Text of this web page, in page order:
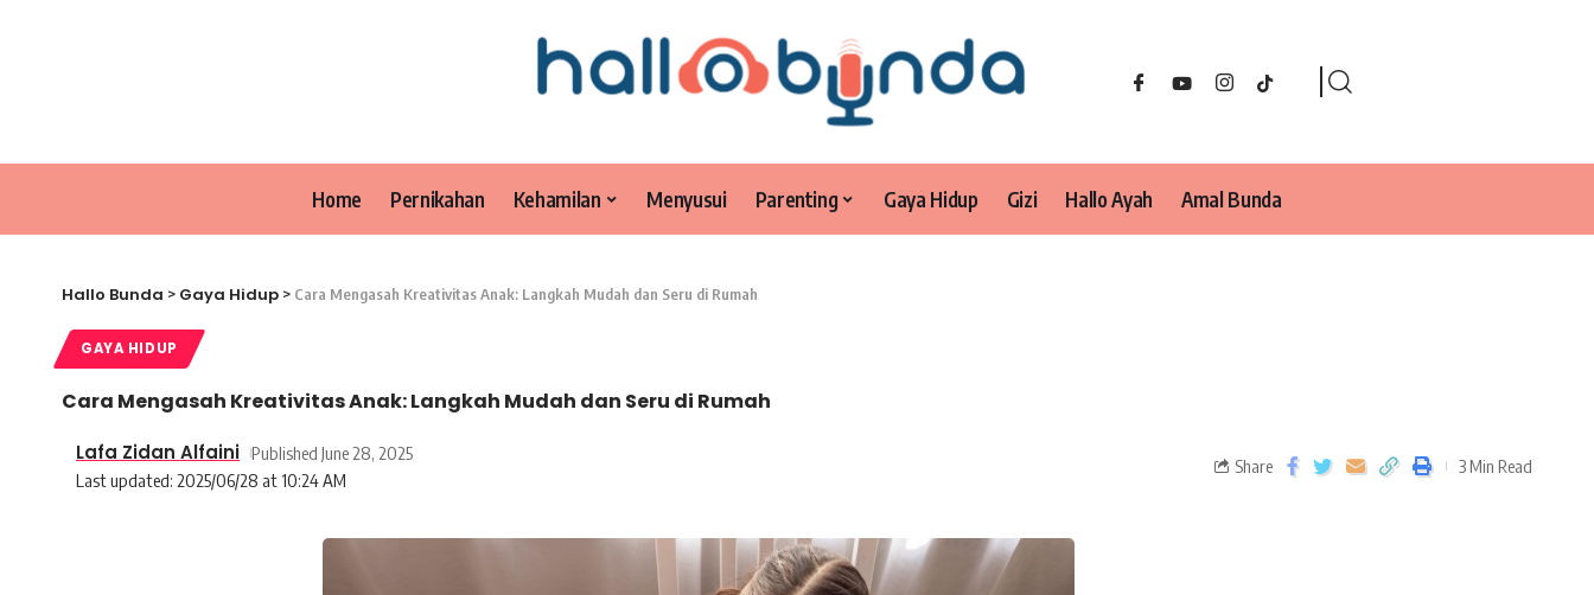
Home Pernikahan Kehamilan Menyusui Parenting Gaya Hidup Gizi Hallo Ayah Amal Bunda
Hallo Bunda > Gaya Hidup > Cara Mengasah Kreativitas Anak: Langkah Mudah dan Seru di Rumah
GAYA HIDUP
Cara Mengasah Kreativitas Anak: Langkah Mudah dan Seru di Rumah
Last updated: 2025/06/28 at 10:24 AM
Lafa Zidan Alfaini Published June 28, 2025
Share 3 Min Read